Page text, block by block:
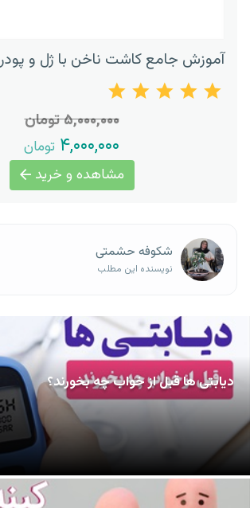
آموزش جامع کاشت ناخن با ژل و پودر
۵,۰۰۰,۰۰۰ تومان
۴,۰۰۰,۰۰۰ تومان
مشاهده و خرید
شکوفه حشمتی
نویسنده این مطلب
دیابتی ها قبل از خواب چه بخورند؟